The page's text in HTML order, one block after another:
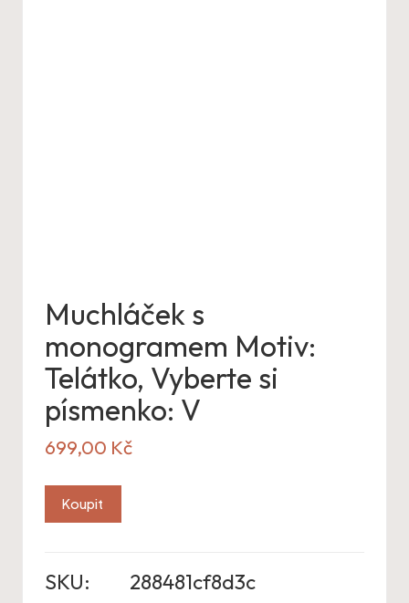
Muchláček s
monogramem Motiv:
Telátko, Vyberte si
písmenko: V
699,00 Kč
Koupit
SKU:
288481cf8d3c